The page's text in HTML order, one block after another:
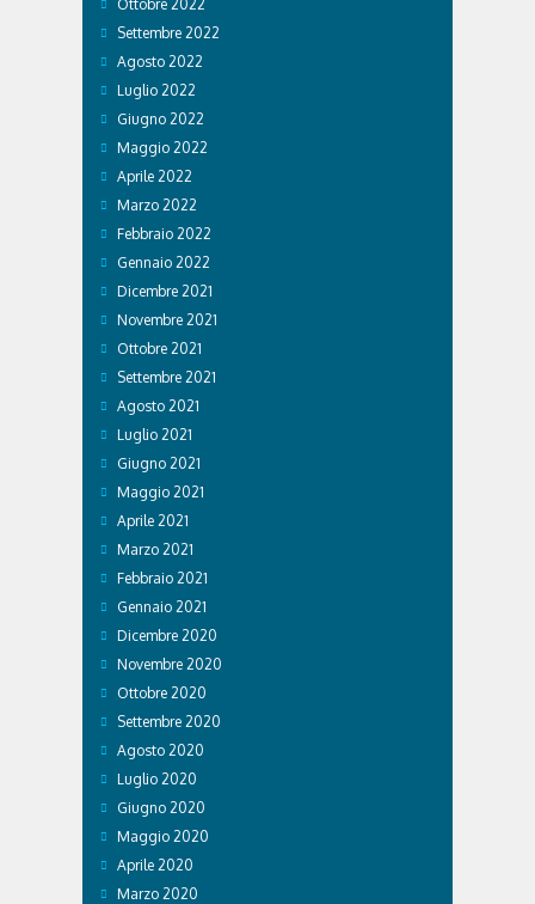
Ottobre 2022
Settembre 2022
Agosto 2022
Luglio 2022
Giugno 2022
Maggio 2022
Aprile 2022
Marzo 2022
Febbraio 2022
Gennaio 2022
Dicembre 2021
Novembre 2021
Ottobre 2021
Settembre 2021
Agosto 2021
Luglio 2021
Giugno 2021
Maggio 2021
Aprile 2021
Marzo 2021
Febbraio 2021
Gennaio 2021
Dicembre 2020
Novembre 2020
Ottobre 2020
Settembre 2020
Agosto 2020
Luglio 2020
Giugno 2020
Maggio 2020
Aprile 2020
Marzo 2020